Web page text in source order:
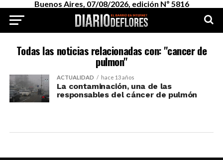
Buenos Aires, 07/08/2026, edición Nº 5816
Todas las noticias relacionadas con: "cancer de
pulmon"
ACTUALIDAD hace 13 años
La contaminación, una de las
responsables del cáncer de pulmón